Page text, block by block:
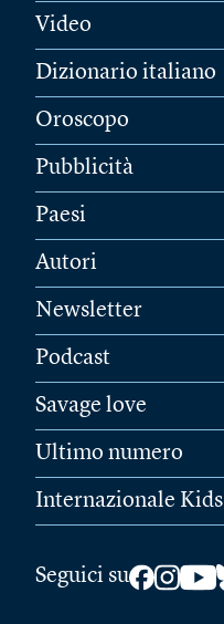
Video
Dizionario italiano
Oroscopo
Pubblicità
Paesi
Autori
Newsletter
Podcast
Savage love
Ultimo numero
Internazionale Kids
Seguici su